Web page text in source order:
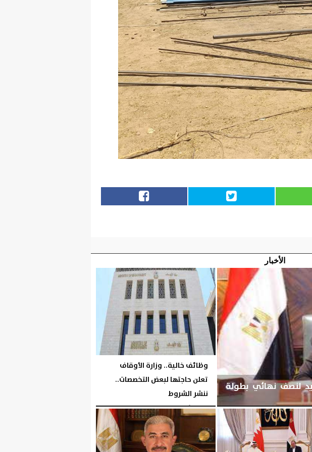
الأخبار
لنصف نهائي بطولة
وظائف خالية.. وزارة الأوقاف
تعلن حاجتها لبعض التخصصات..
ننشر الشروط
الجمعة، 7 أغسطس 2026 05:26 مـ